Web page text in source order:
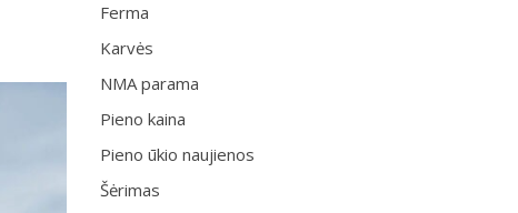
Ferma
Karvės
NMA parama
Pieno kaina
Pieno ūkio naujienos
Šėrimas